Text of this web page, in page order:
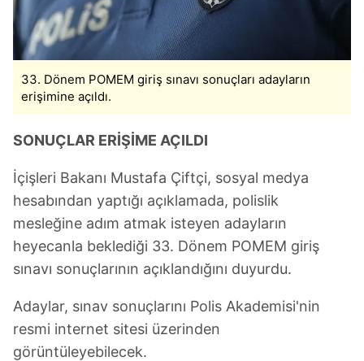
33. Dönem POMEM giriş sınavı sonuçları adayların
erişimine açıldı.
SONUÇLAR ERİŞİME AÇILDI
İçişleri Bakanı Mustafa Çiftçi, sosyal medya
hesabından yaptığı açıklamada, polislik
mesleğine adım atmak isteyen adayların
heyecanla beklediği 33. Dönem POMEM giriş
sınavı sonuçlarının açıklandığını duyurdu.
Adaylar, sınav sonuçlarını Polis Akademisi'nin
resmi internet sitesi üzerinden
görüntüleyebilecek.